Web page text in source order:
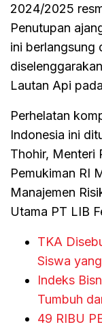
2024/2025
Penutupan
ini berlangsung
Lautan Api
Perhelatan
Indonesia ini
Thohir, Menteri
Pemukiman RI
Manajemen
Utama PT LIB
TKA
Siswa
Indeks
Tumbuh
49 RIBU